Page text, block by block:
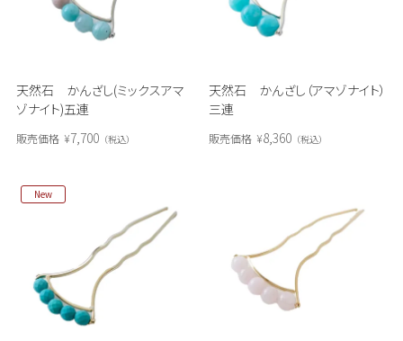
天然石 かんざし(ミックスアマ
ゾナイト)五連
販売価格 ¥7,700 税込
天然石 かんざし（アマゾナイト）
三連
販売価格 ¥8,360 税込
New